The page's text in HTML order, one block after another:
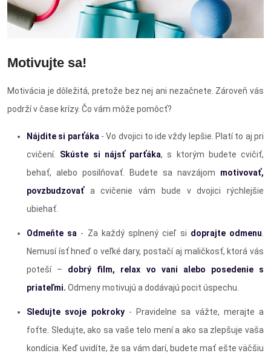
Motivujte sa!
Motivácia je dôležitá, pretože bez nej ani nezačnete. Zároveň vás
podrží v čase krízy. Čo vám môže pomôcť?
Nájdite si parťáka - Vo dvojici to ide vždy lepšie. Platí to aj pri
cvičení. Skúste si nájsť parťáka, s ktorým budete cvičiť,
behať, alebo posilňovať. Budete sa navzájom motivovať,
povzbudzovaťa cvičenie vám bude v dvojici rýchlejšie
ubiehať.
Odmeňte sa - Za každý splnený cieľ si doprajte odmenu
Nemusí ísť hneď o veľké dary, postačí aj maličkosť, ktorá vás
poteší – dobrý film, relax vo vani alebo posedenie s
priateľmi. Odmeny motivujú a dodávajú pocit úspechu.
Sledujte svoje pokroky- Pravidelne sa vážte, merajte a
foťte. Sledujte, ako sa vaše telo mení a ako sa zlepšuje vaša
kondícia. Keď uvidíte, že sa vám darí, budete mať ešte väčšiu